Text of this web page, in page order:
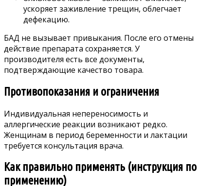
ускоряет заживление трещин, облегчает
дефекацию.
БАД не вызывает привыкания. После его отмены
действие препарата сохраняется. У
производителя есть все документы,
подтверждающие качество товара.
Противопоказания и ограничения
Индивидуальная непереносимость и
аллергические реакции возникают редко.
Женщинам в период беременности и лактации
требуется консультация врача.
Как правильно применять (инструкция по
применению)